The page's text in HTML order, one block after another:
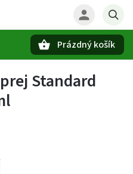
Prázdný košík
Standard